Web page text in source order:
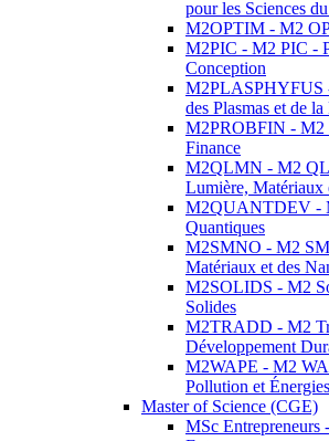
pour les Sciences
M2OPTIM - M2
M2PIC - M2 PIC -
Conception
M2PLASPHYFUS
des Plasmas et de la
M2PROBFIN - M2
Finance
M2QLMN - M2
Lumière, Matériaux
M2QUANTDEV -
Quantiques
M2SMNO - M2
Matériaux et des
M2SOLIDS - M2
Solides
M2TRADD - M2
Développement
M2WAPE - M2
Pollution et Énergies
Master of Science (CGE)
MSc